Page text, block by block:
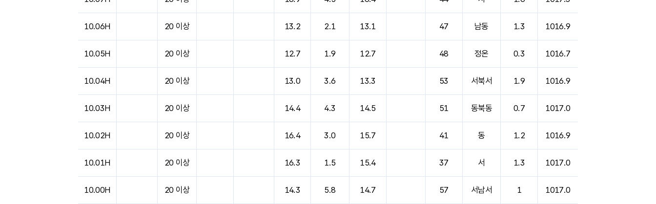
10.06H 20 이상 13.2 2.1 13.1 47 남동 1.3 1016.9
10.05H 20 이상 12.7 1.9 12.7 48 정온 0.3 1016.7
10.04H 20 이상 13.0 3.6 13.3 53 서북서 1.9 1016.9
10.03H 20 이상 14.4 4.3 14.5 51 동북동 0.7 1017.0
10.02H 20 이상 16.4 3.0 15.7 41 동 1.2 1016.9
10.01H 20 이상 16.3 1.5 15.4 37 서 1.3 1017.0
10.00H 20 이상 14.3 5.8 14.7 57 서남서 1 1017.0